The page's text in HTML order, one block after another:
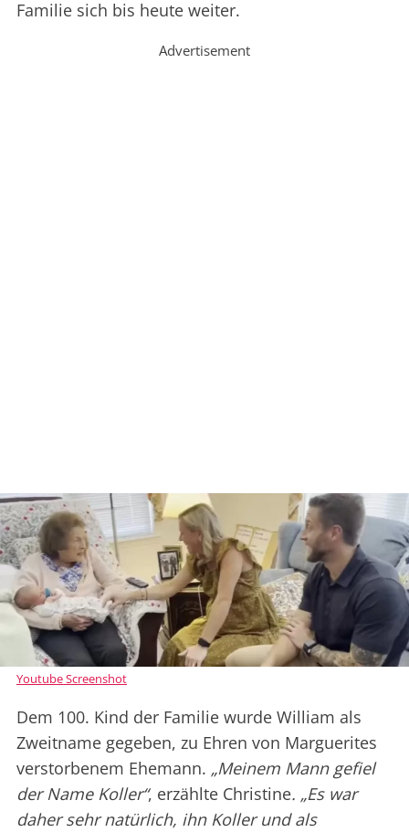
Familie sich bis heute weiter.
Advertisement
Youtube Screenshot
Dem 100. Kind der Familie wurde William als
Zweitname gegeben, zu Ehren von Marguerites
verstorbenem Ehemann. „Meinem Mann gefiel
der Name Koller“, erzählte Christine. „Es war
daher sehr natürlich, ihn Koller und als